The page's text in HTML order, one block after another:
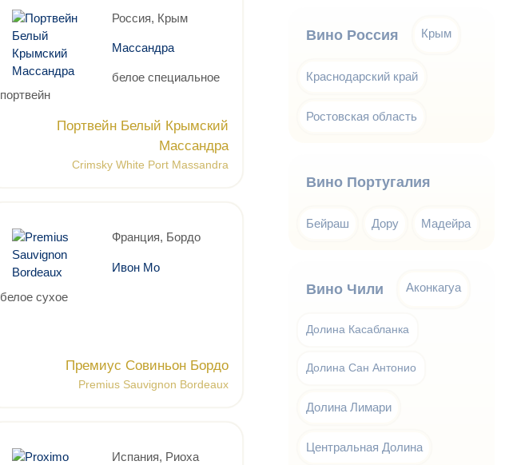
Россия, Крым
Массандра
белое специальное
портвейн
Портвейн Белый Крымский
Массандра
Crimsky White Port Massandra
Франция, Бордо
Ивон Мо
белое сухое
Премиус Совиньон Бордо
Premius Sauvignon Bordeaux
Испания, Риоха
Вино Россия Крым
Краснодарский край
Ростовская область
Вино Португалия
Бейраш Дору Мадейра
Вино Чили Аконкагуа
Долина Касабланка
Долина Сан Антонио
Долина Лимари
Центральная Долина